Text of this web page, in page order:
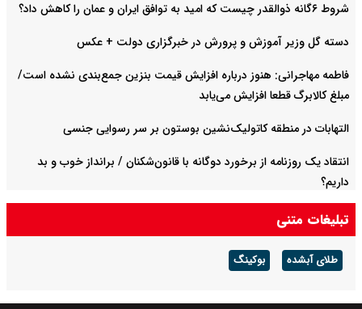
شروط ۶گانه ذوالقدر چیست که امید به توافق ایران و عمان را کاهش داد؟
دسته گل وزیر آموزش و پرورش در خبرگزاری دولت + عکس
فاطمه مهاجرانی: هنوز درباره افزایش قیمت بنزین جمع‌بندی نشده است/
مبلغ کالابرگ قطعا افزایش می‌یابد
التهابات در منطقه کاتولیک‌نشین بوستون بر سر رسوایی جنسی
انتقاد یک روزنامه از برخورد دوگانه با قانون‌شکنان / برانداز خوب و بد
داریم؟
تبلیغات متنی
طلای آبشده بوکینگ